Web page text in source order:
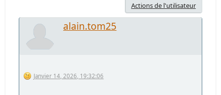
Actions de l'utilisateur
alain.tom25
Janvier 14, 2026, 19:32:06